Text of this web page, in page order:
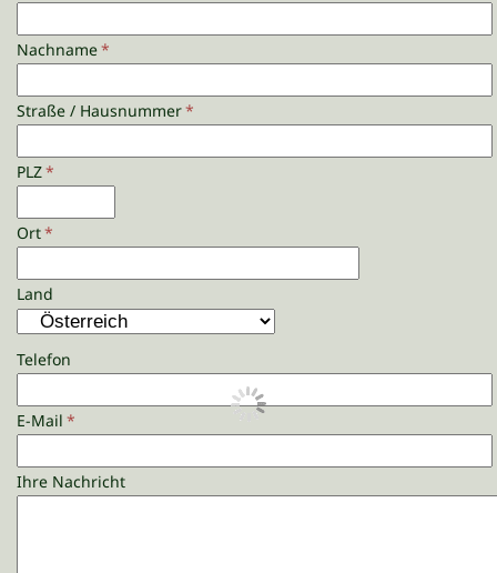
Nachname*
Straße / Hausnummer*
PLZ*
Ort*
Land
Telefon
E-Mail *
Ihre Nachricht